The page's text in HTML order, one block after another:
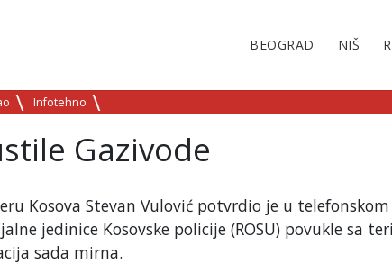
BEOGRAD NIŠ
Infotehno
Gazivode
Kosova Stevan Vulović potvrdio je u
jedinice Kosovske policije (ROSU) povukle sa
sada mirna.